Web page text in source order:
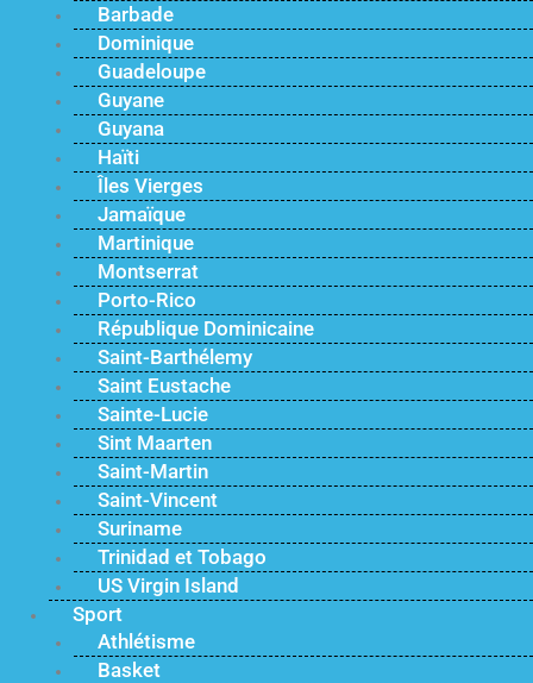
Barbade
Dominique
Guadeloupe
Guyane
Guyana
Haïti
Îles Vierges
Jamaïque
Martinique
Montserrat
Porto-Rico
République Dominicaine
Saint-Barthélemy
Saint Eustache
Sainte-Lucie
Sint Maarten
Saint-Martin
Saint-Vincent
Suriname
Trinidad et Tobago
US Virgin Island
Sport
Athlétisme
Basket